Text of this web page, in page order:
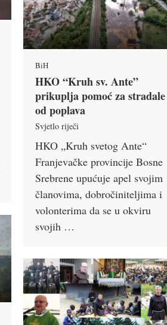
BiH
HKO “Kruh sv. Ante”
prikuplja pomoć za stradale
od poplava
Svjetlo riječi
HKO „Kruh svetog Ante“
Franjevačke provincije Bosne
Srebrene upućuje apel svojim
članovima, dobročiniteljima i
volonterima da se u okviru
svojih …